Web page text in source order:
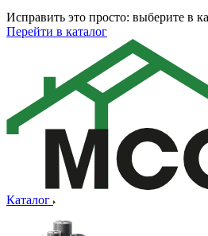
Исправить это просто: выберите в
Перейти в каталог
Каталог